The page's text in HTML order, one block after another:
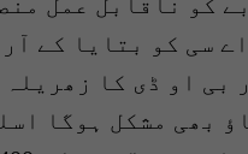
سی کو بتایا کے
بی او ڈی کا
بھی مشکل ہوگا